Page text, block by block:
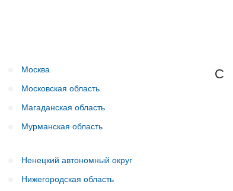
Москва
Московская область
Магаданская область
Мурманская область
Ненецкий автономный округ
Нижегородская область
С